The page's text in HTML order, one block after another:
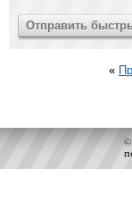
«
©